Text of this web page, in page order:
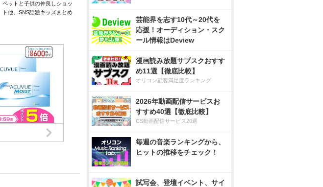
ペットと子供の仲良しショッ
ト他、SNS話題キッズまとめ
芸能界を志す10代～20代を
応援！オーディション・スク
ール情報はDeview
漫画読み放題サブスクおすす
め11選【徹底比較】
オリコン顧客満足度ランキング
2026年動画配信サービスお
すすめ40選【徹底比較】
CS動画配信サービス20選
毎週の音楽ランキングから、
ヒットの推移をチェック！
試写会、登壇イベント、サイ